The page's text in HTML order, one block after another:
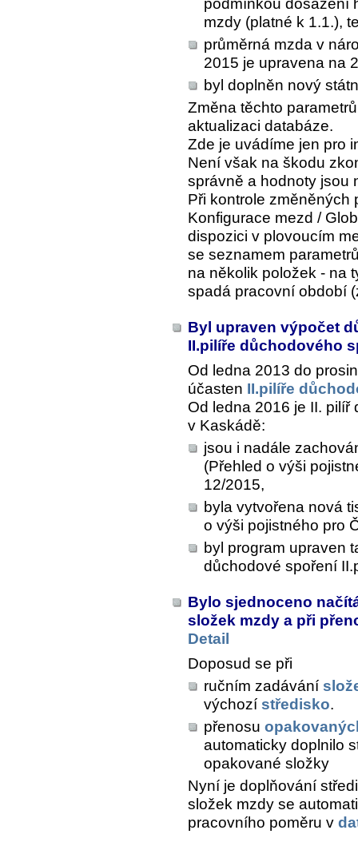
podmínkou dosažení
mzdy (platné k 1.1.),
průměrná mzda v
2015 je upravena na
byl doplněn nový
Změna těchto
aktualizaci databáze.
Zde je uvádíme jen pro
Není však na škodu
správně a hodnoty jsou
Při kontrole změněných
Konfigurace mezd /
dispozici v plovoucím
se seznamem
na několik položek - na
spadá pracovní období
Byl upraven výpočet
II.pilíře důchodového
Od ledna 2013 do
účasten II.pilíře
Od ledna 2016 je II.
v Kaskádě:
jsou i nadále
(Přehled o výši
12/2015,
byla vytvořena nová
o výši pojistného pro
byl program upraven
důchodové spoření
Bylo sjednoceno
složek mzdy a při
Detail
Doposud se při
ručním zadávání
výchozí středisko.
přenosu
automaticky doplnilo
opakované složky
Nyní je doplňování
složek mzdy se
pracovního poměru v